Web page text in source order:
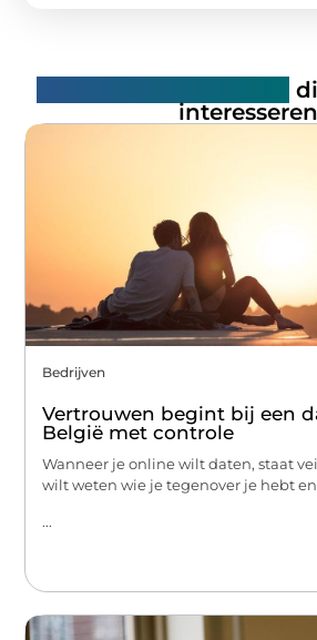
interesseren
Bedrijven
Vertrouwen begint bij een
België met controle
Wanneer je online wilt daten, staat
wilt weten wie je tegenover je hebt
...